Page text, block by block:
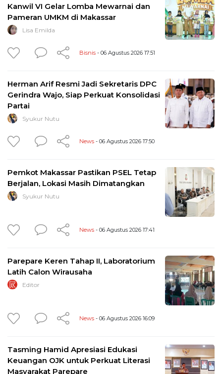
Kanwil VI Gelar Lomba Mewarnai dan
Pameran UMKM di Makassar
Lisa Emilda
Bisnis - 06 Agustus 2026 17:51
Herman Arif Resmi Jadi Sekretaris DPC
Gerindra Wajo, Siap Perkuat Konsolidasi
Partai
Syukur Nutu
News - 06 Agustus 2026 17:50
Pemkot Makassar Pastikan PSEL Tetap
Berjalan, Lokasi Masih Dimatangkan
Syukur Nutu
News - 06 Agustus 2026 17:41
Parepare Keren Tahap II, Laboratorium
Latih Calon Wirausaha
Editor
News - 06 Agustus 2026 16:09
Tasming Hamid Apresiasi Edukasi
Keuangan OJK untuk Perkuat Literasi
Masyarakat Parepare